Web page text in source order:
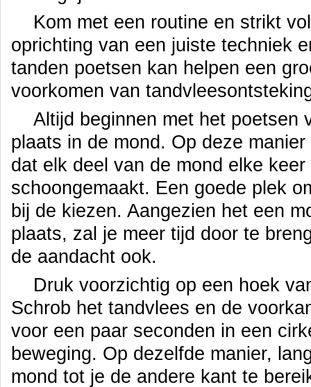
Kom met een routine en strikt
oprichting van een juiste techniek
tanden poetsen kan helpen een
voorkomen van
Altijd beginnen met het poetsen
plaats in de mond. Op deze
dat elk deel van de mond elke keer
schoongemaakt. Een goede plek
bij de kiezen. Aangezien het een
plaats, zal je meer tijd door te
de aandacht ook.
Druk voorzichtig op een hoek
Schrob het tandvlees en de
voor een paar seconden in een
beweging. Op dezelfde manier,
mond tot je de andere kant te